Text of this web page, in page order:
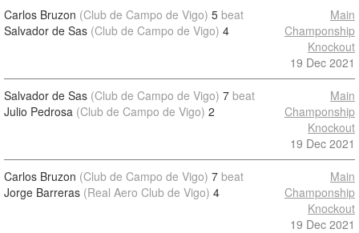
Carlos Bruzon (Club de Campo de Vigo) 5 beat
Salvador de Sas (Club de Campo de Vigo) 4
Main
Champonship
Knockout
19 Dec 2021
Salvador de Sas (Club de Campo de Vigo) 7 beat
Julio Pedrosa (Club de Campo de Vigo) 2
Main
Champonship
Knockout
19 Dec 2021
Carlos Bruzon (Club de Campo de Vigo) 7 beat
Jorge Barreras (Real Aero Club de Vigo) 4
Main
Champonship
Knockout
19 Dec 2021